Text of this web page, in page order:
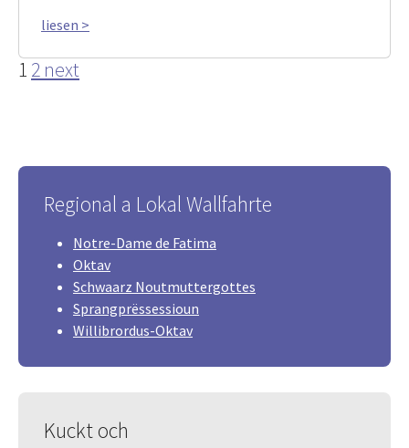
liesen >
1 2 next
Regional a Lokal Wallfahrte
Notre-Dame de Fatima
Oktav
Schwaarz Noutmuttergottes
Sprangprëssessioun
Willibrordus-Oktav
Kuckt och